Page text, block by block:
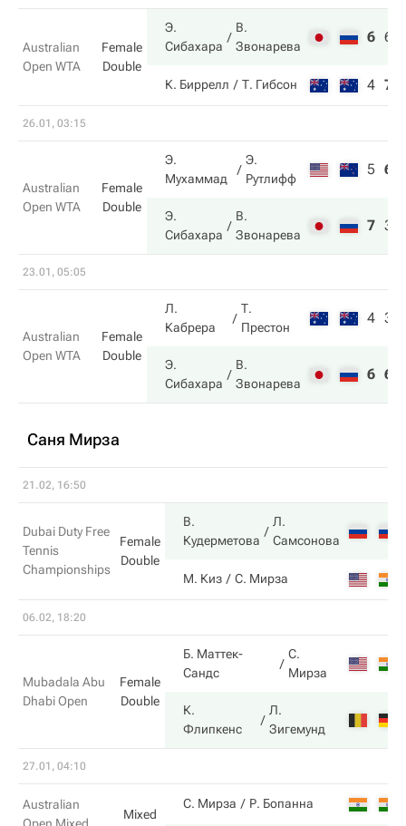
Australian
Open WTA
Female
Double
Э.
Сибахара
В.
Звонарева
6 6
К. Биррелл Т. Гибсон 4 7
26.01, 03:15
Australian
Open WTA
Female
Double
Э.
Мухаммад
Э.
Рутлифф
5 6
Э.
Сибахара
В.
Звонарева
7 3
23.01, 05:05
Australian
Open WTA
Female
Double
Л.
Кабрера
Т.
Престон
4 3
Э.
Сибахара
В.
Звонарева
6 6
Саня Мирза
21.02, 16:50
Dubai Duty Free
Tennis
Championships
Female
Double
В.
Кудерметова
Л.
Самсонова
М. Киз С. Мирза
06.02, 18:20
Mubadala Abu
Dhabi Open
Female
Double
Б. Маттек-
Сандс
С.
Мирза
К.
Флипкенс
Л.
Зигемунд
27.01, 04:10
Australian
Mixed
С. Мирза Р. Бопанна